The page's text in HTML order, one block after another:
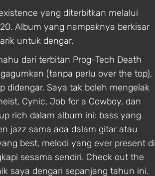
yang diterbitkan melalui
Album yang nampaknya berkisar
untuk dengar.
dari terbitan Prog-Tech Death
(tanpa perlu over the top),
Saya tak boleh mengelak
Cynic, Job for a Cowboy, dan
rich dalam album ini: bass yang
jazz sama ada dalam gitar atau
best, melodi yang ever present di
sesama sendiri. Check out the
saya dengari sepanjang tahun ini.